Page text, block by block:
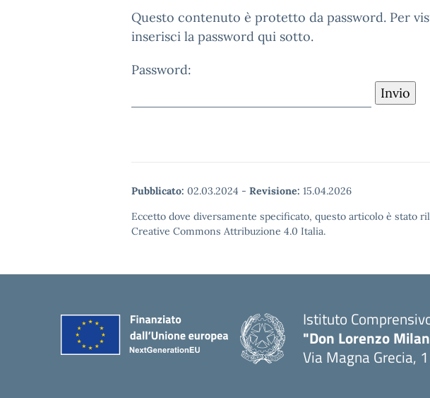
Questo contenuto è protetto da password. Per
inserisci la password qui sotto.
Password:
Pubblicato: 02.03.2024 - Revisione: 15.04.2026
Eccetto dove diversamente specificato, questo articolo è stato
Creative Commons Attribuzione 4.0 Italia.
Istituto
"Don Lorenzo
Via Magna Grecia,